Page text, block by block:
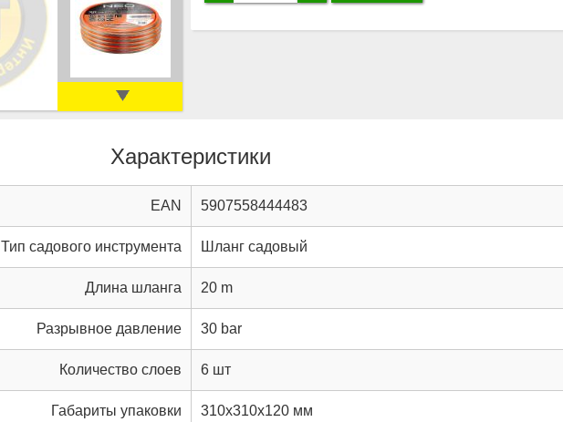
Характеристики
EAN 5907558444483
Тип садового инструмента Шланг садовый
Длина шланга 20 m
Разрывное давление 30 bar
Количество слоев 6 шт
Габариты упаковки 310x310x120 мм